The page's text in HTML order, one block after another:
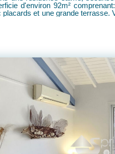
belle pièce à vivre avec espace cuisine, un dégagement avec
piscine commune et de places de stationnement Proche de